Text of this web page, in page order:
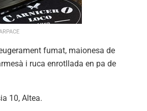
fumat, maionesa de
i ruca enrotllada en pa de
10, Altea.